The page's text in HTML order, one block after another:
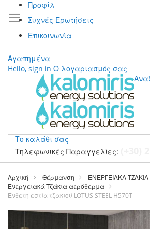
Προφίλ
Συχνές Ερωτήσεις
Επικοινωνία
Αγαπημένα
Hello, sign in Ο λογαριασμός σας
Το καλάθι σας
Τηλεφωνικές Παραγγελίες:
Μετάβαση
περιεχόμενο
Αρχική Θέρμανση
ΕΝΕΡΓΕΙΑΚΑ ΤΖΑΚΙΑ
Ενεργειακά Τζάκια αερόθερμα
Ένθετη εστία τζακιού LOTUS STEEL H570T
Μετάβαση